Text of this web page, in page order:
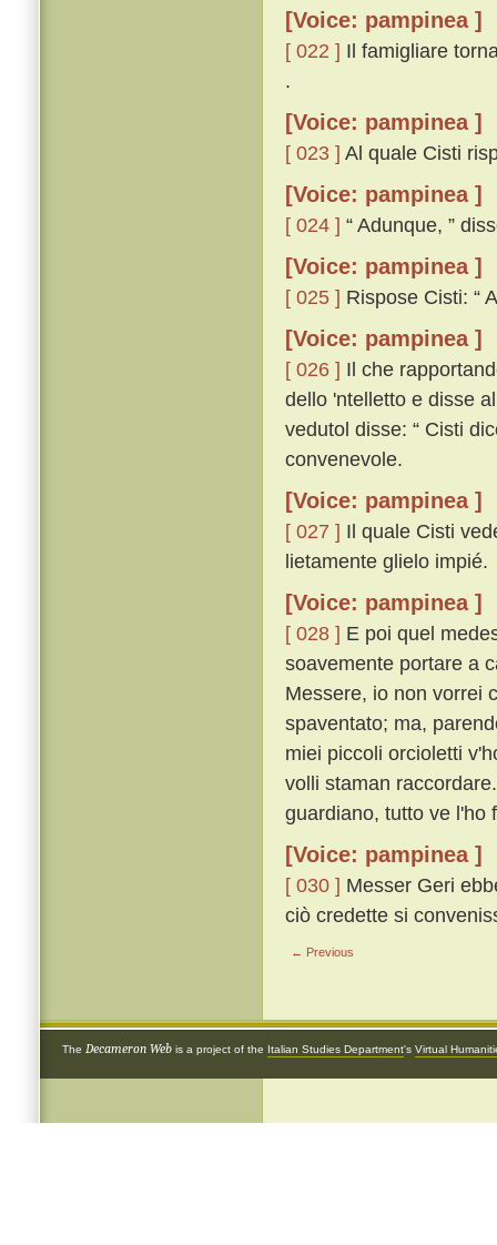
[Voice: pampinea ]
[ 022 ] Il famigliare
.
[Voice: pampinea ]
[ 023 ] Al quale Cisti
[Voice: pampinea ]
[ 024 ] “ Adunque, ”
[Voice: pampinea ]
[ 025 ] Rispose Cisti: “
[Voice: pampinea ]
[ 026 ] Il che
dello 'ntelletto e disse
vedutol disse: “ Cisti
convenevole.
[Voice: pampinea ]
[ 027 ] Il quale Cisti
lietamente glielo impié.
[Voice: pampinea ]
[ 028 ] E poi quel
soavemente portare a
Messere, io non vorrei
spaventato; ma,
miei piccoli orcioletti
volli staman
guardiano, tutto ve l'ho
[Voice: pampinea ]
[ 030 ] Messer Geri
ciò credette si
← Previous
The Decameron Web is a project of the Italian Studies Department's Virtual